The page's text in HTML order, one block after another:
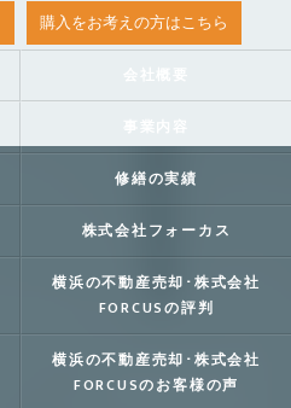
購入をお考えの方はこちら
修繕の実績
株式会社フォーカス
横浜の不動産売却･株式会社
FORCUSの評判
横浜の不動産売却･株式会社
FORCUSのお客様の声